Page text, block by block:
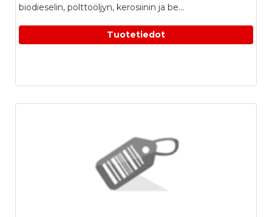
biodieselin, polttoöljyn, kerosiinin ja be...
Tuotetiedot